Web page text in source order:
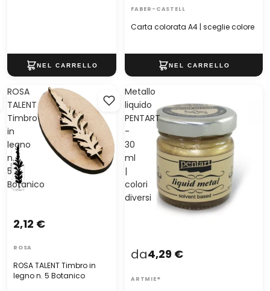
Carta colorata A4 | sceglie colore
FABER-CASTELL
ROSA
TALENT
Timbro
in
legno
n.
5
Botanico
ROSA TALENT Timbro in
legno n. 5 Botanico
2,12 €
ROSA
Metallo
liquido
PENTART
-
30
ml
|
colori
diversi
da4,29 €
ARTMIE®